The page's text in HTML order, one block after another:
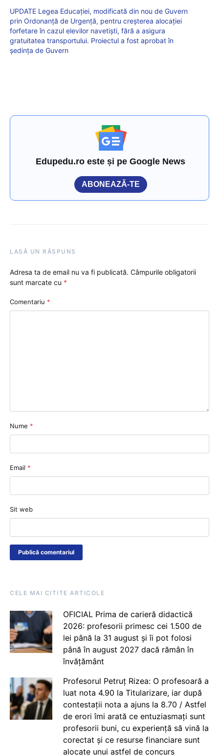
UPDATE Legea Educației, modificată din nou de Guvern
prin Ordonanță de Urgență, pentru creșterea alocației
forfetare în cazul elevilor navetiști, fără a asigura
gratuitatea transportului. Proiectul a fost aprobat în
ședința de Guvern
Edupedu.ro este și pe Google News
ABONEAZĂ-TE
LASĂ UN RĂSPUNS
Adresa ta de email nu va fi publicată. Câmpurile obligatorii
sunt marcate cu *
Comentariu *
Nume *
Email *
Sit web
CELE MAI CITITE ARTICOLE
OFICIAL Prima de carieră didactică
2026: profesorii primesc cei 1.500 de
lei până la 31 august și îi pot folosi
până în august 2027 dacă rămân în
învățământ
Profesorul Petruț Rizea: O profesoară a
luat nota 4.90 la Titularizare, iar după
contestații nota a ajuns la 8.70 / Astfel
de erori îmi arată ce entuziasmați sunt
profesorii buni, cu experiență să vină la
corectat și ce resurse financiare sunt
alocate unui astfel de concurs